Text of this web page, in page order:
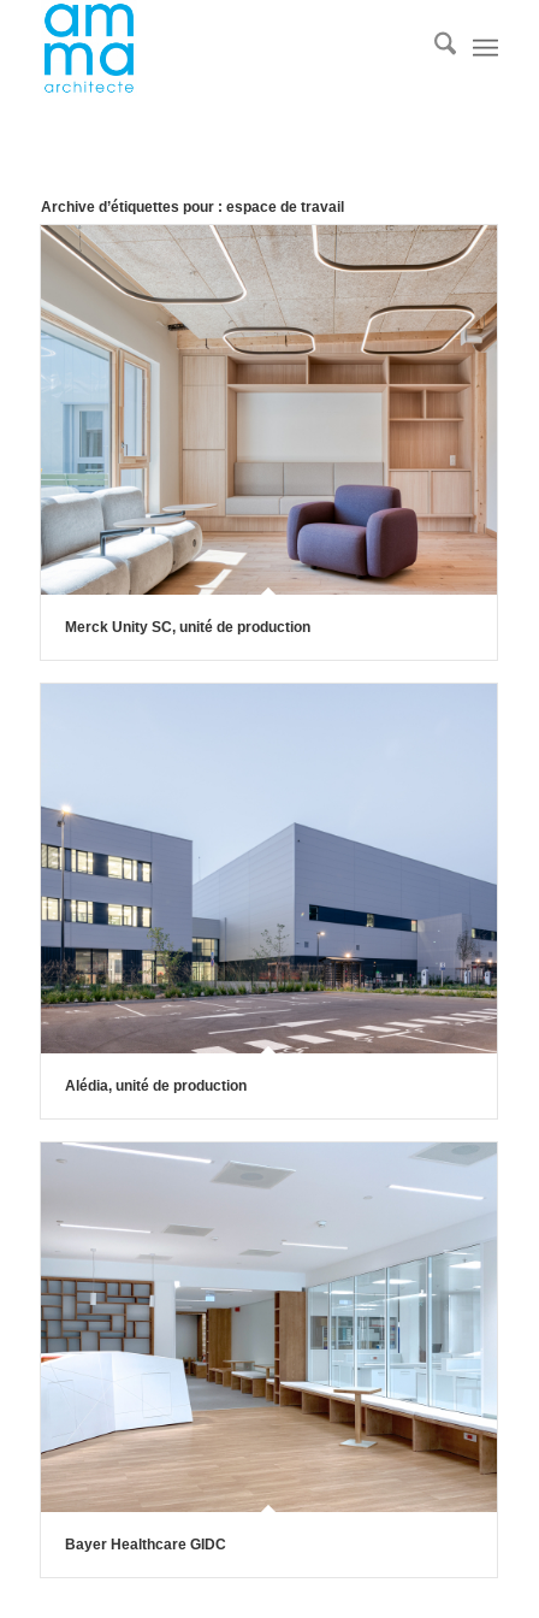
Archive d’étiquettes pour : espace de travail
Merck Unity SC, unité de production
Alédia, unité de production
Bayer Healthcare GIDC